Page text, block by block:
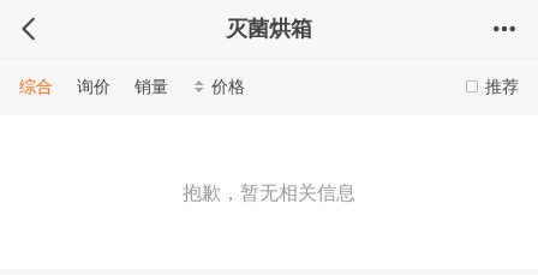
灭菌烘箱
推荐
综合 询价 销量 价格
抱歉，暂无相关信息